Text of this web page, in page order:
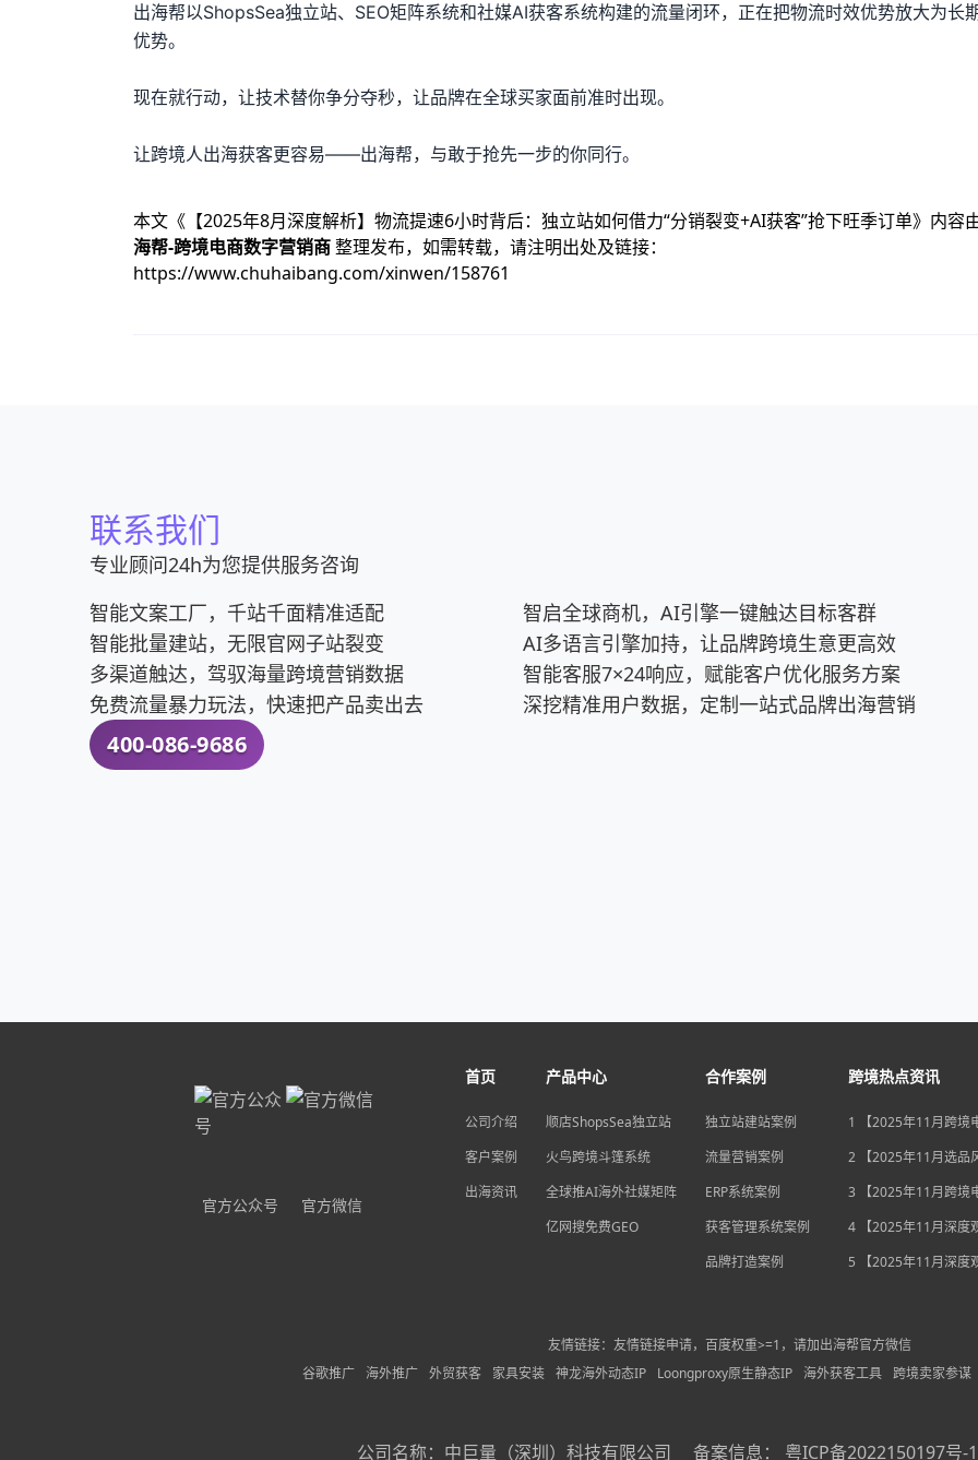
出海帮以ShopsSea独立站、SEO矩阵系统和社媒AI获客系统构建的流量闭环，正在把物流时效优势放大为长
优势。
现在就行动，让技术替你争分夺秒，让品牌在全球买家面前准时出现。
让跨境人出海获客更容易——出海帮，与敢于抢先一步的你同行。
本文《 【2025年8月深度解析】物流提速6小时背后：独立站如何借力“分销裂变+AI获客”抢下旺季订单》内容
海帮-跨境电商数字营销商整理发布，如需转载，请注明出处及链接：
https://www.chuhaibang.com/xinwen/158761
联系我们
专业顾问24h为您提供服务咨询
智能文案工厂，千站千面精准适配
智能批量建站，无限官网子站裂变
多渠道触达，驾驭海量跨境营销数据
免费流量暴力玩法，快速把产品卖出去
400-086-9686
智启全球商机，AI引擎一键触达目标客群
AI多语言引擎加持，让品牌跨境生意更高效
智能客服7×24响应，赋能客户优化服务方案
深挖精准用户数据，定制一站式品牌出海营销
官方公众号 官方微信
首页
公司介绍
客户案例
出海资讯
产品中心
顺店ShopsSea独立站
火鸟跨境斗篷系统
全球推AI海外社媒矩阵
亿网搜免费GEO
合作案例
独立站建站案例
流量营销案例
ERP系统案例
获客管理系统案例
品牌打造案例
跨境热点资讯
1 【2025年11月跨境
独立站流量自主权如
2 【2025年11月选品
后，跨境电商如何抢
3 【2025年11月跨境
宽，独立站卖家如何
4 【2025年11月深度
后，跨境电商如何用“
5 【2025年11月深度
友情链接：友情链接申请，百度权重>=1，请加出海帮官方微信
谷歌推广
海外推广 外贸获客 家具安装 神龙海外动态IP Loongproxy原生静态IP 海外获客工具 跨境卖家参谋
公司名称： 中巨量（深圳）科技有限公司 备案信息： 粤ICP备2022150197号-